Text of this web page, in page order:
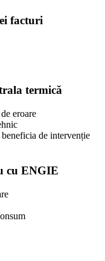
facturi
termică
eroare
de intervenție
cu ENGIE